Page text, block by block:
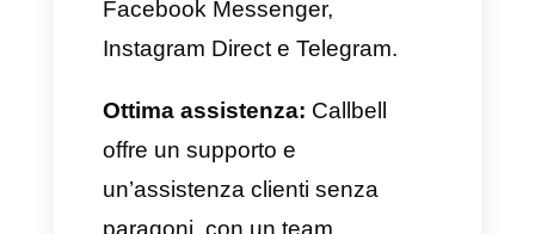
aiutare a migliorare l’assistenza
Statistiche avanzate:
offre un pannello di statistiche